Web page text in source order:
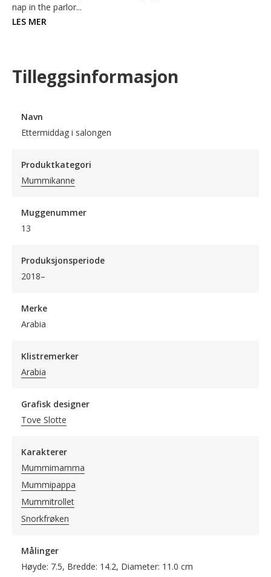
nap in the parlor...
LES MER
Tilleggsinformasjon
Navn
Ettermiddag i salongen
Produktkategori
Mummikanne
Muggenummer
13
Produksjonsperiode
2018–
Merke
Arabia
Klistremerker
Arabia
Grafisk designer
Tove Slotte
Karakterer
Mummimamma
Mummipappa
Mummitrollet
Snorkfrøken
Målinger
Høyde: 7.5, Bredde: 14.2, Diameter: 11.0 cm